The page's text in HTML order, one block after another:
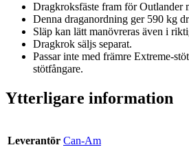
Dragkroksfäste fram för Outlander
Denna draganordning ger 590 kg
Släp kan lätt manövreras även i
Dragkrok säljs separat.
Passar inte med främre Extreme-
stötfångare.
Ytterligare information
Leverantör Can-Am